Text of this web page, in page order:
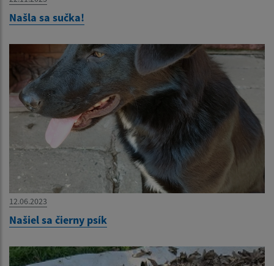
Našla sa sučka!
12.06.2023
Našiel sa čierny psík